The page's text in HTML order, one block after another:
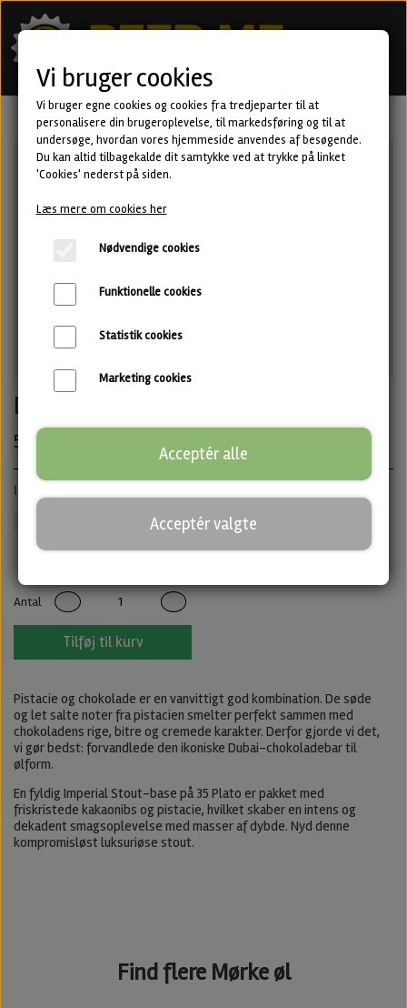
Dubai Choco · Imperial Stout · LOST
50,00 kr.
Antal
Tilføj til kurv
Pistacie og chokolade er en vanvittigt god kombination. De søde
og let salte noter fra pistacien smelter perfekt sammen med
chokoladens rige, bitre og cremede karakter. Derfor gjorde vi det,
vi gør bedst: forvandlede den ikoniske Dubai-chokoladebar til
ølform.
En fyldig Imperial Stout-base på 35 Plato er pakket med
friskristede kakaonibs og pistacie, hvilket skaber en intens og
dekadent smagsoplevelse med masser af dybde. Nyd denne
kompromisløst luksuriøse stout.
Find flere Mørke øl
Vi bruger cookies
Vi bruger egne cookies og cookies fra tredjeparter til at
personalisere din brugeroplevelse, til markedsføring og til at
undersøge, hvordan vores hjemmeside anvendes af besøgende.
Du kan altid tilbagekalde dit samtykke ved at trykke på linket
'Cookies' nederst på siden.
Læs mere om cookies her
Nødvendige cookies
Funktionelle cookies
Statistik cookies
Marketing cookies
Acceptér alle
Acceptér valgte